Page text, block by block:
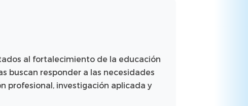
al fortalecimiento de la educación
buscan responder a las necesidades
profesional, investigación aplicada y